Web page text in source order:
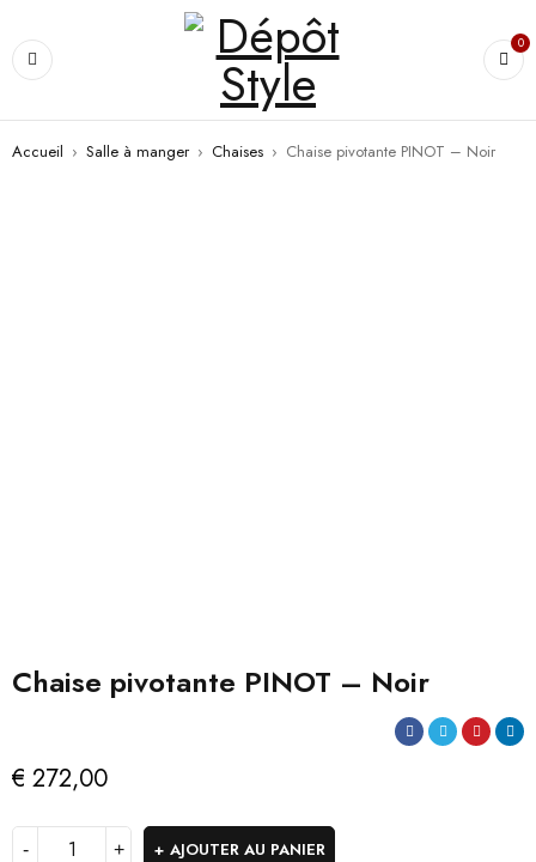
0
Accueil › Salle à manger › Chaises › Chaise pivotante PINOT – Noir
Chaise pivotante PINOT – Noir
€ 272,00
AJOUTER AU PANIER